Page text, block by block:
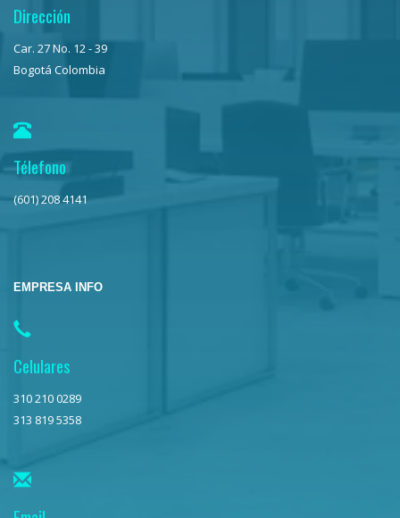
Dirección
Car. 27 No. 12 - 39
Bogotá Colombia
Télefono
(601) 208 4141
EMPRESA INFO
Celulares
310 210 0289
313 819 5358